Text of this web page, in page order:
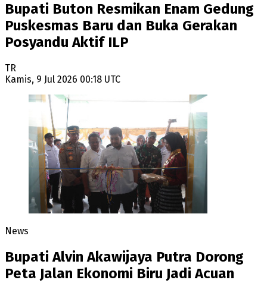
Bupati Buton Resmikan Enam Gedung
Puskesmas Baru dan Buka Gerakan
Posyandu Aktif ILP
TR
Kamis, 9 Jul 2026 00:18 UTC
News
Bupati Alvin Akawijaya Putra Dorong
Peta Jalan Ekonomi Biru Jadi Acuan